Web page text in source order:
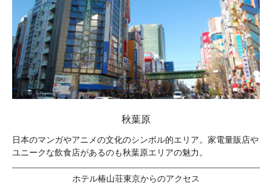
秋葉原
日本のマンガやアニメの文化のシンボル的エリア。家電量販店や
ユニークな飲食店があるのも秋葉原エリアの魅力。
ホテル椿山荘東京からのアクセス